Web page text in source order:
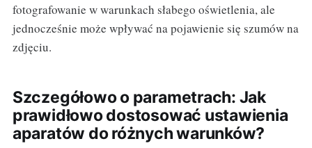
fotografowanie w warunkach słabego oświetlenia, ale
jednocześnie może wpływać na pojawienie się szumów na
zdjęciu.
Szczegółowo o parametrach: Jak
prawidłowo dostosować ustawienia
aparatów do różnych warunków?